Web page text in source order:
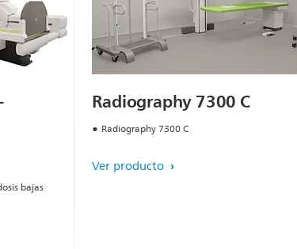
bajas
Radiography 7300 C
Radiography 7300 C
Ver producto